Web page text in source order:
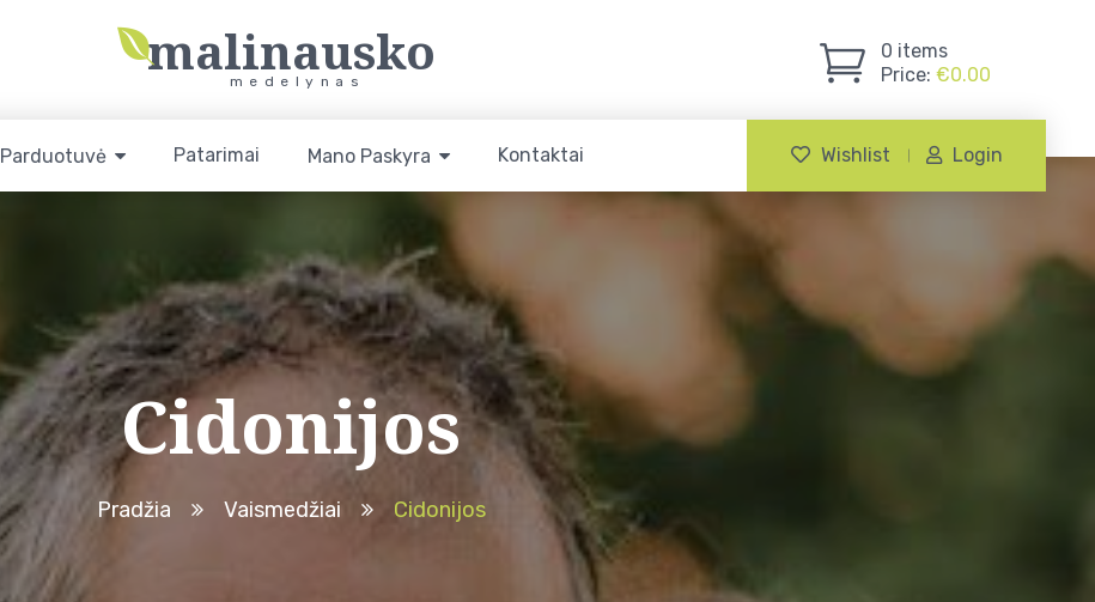
malinausko
medelynas
0 items
Price: €0.00
Parduotuvė Patarimai Mano Paskyra Kontaktai Wishlist Login
Cidonijos
Pradžia Vaismedžiai Cidonijos